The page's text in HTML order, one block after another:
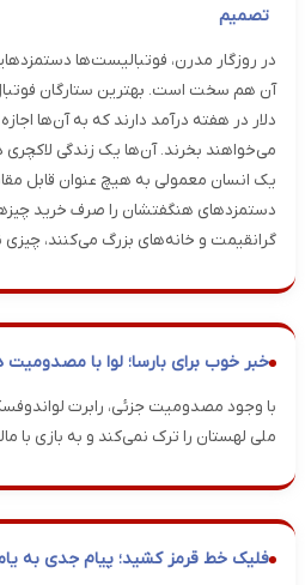
تصمیم‌
در روزگار مدرن، فوتبالیست‌ها
دلار در هفته درآمد دارند که به آن‌ها
می‌خواهند بخرند. آن‌ها یک زندگی لاکچری
یک انسان معمولی به هیچ عنوان قابل
دستمزدهای هنگفتشان را صرف خرید
گرانقیمت و خانه‌های بزرگ می‌کنند،
خبر خوب برای بارسا؛ لوا با مصدومیت
با وجود مصدومیت جزئی، رابرت
ملی لهستان را ترک نمی‌کند و به بازی با
فلیک خط قرمز کشید؛ پیام جدی به